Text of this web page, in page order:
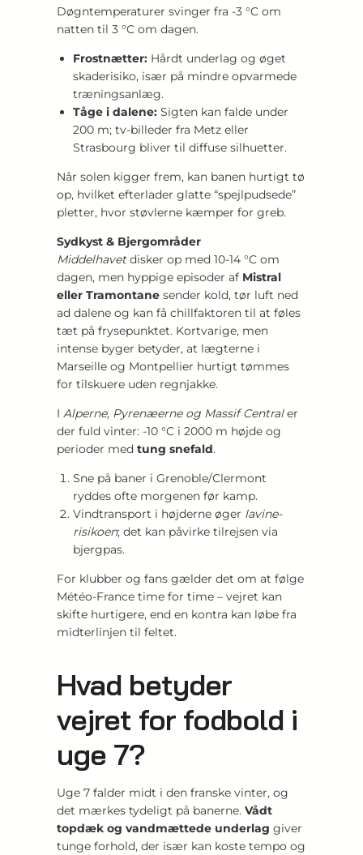
Døgntemperaturer svinger fra -3 °C om
natten til 3 °C om dagen.
Frostnætter: Hårdt underlag og øget
skaderisiko, især på mindre opvarmede
træningsanlæg.
Tåge i dalene: Sigten kan falde under
200 m; tv-billeder fra Metz eller
Strasbourg bliver til diffuse silhuetter.
Når solen kigger frem, kan banen hurtigt tø
op, hvilket efterlader glatte “spejl­pudsede”
pletter, hvor støvlerne kæmper for greb.
Sydkyst & Bjergområder
Middelhavetdisker op med 10-14 °C om
dagen, men hyppige episoder af Mistral
eller Tramontane sender kold, tør luft ned
ad dalene og kan få chillfaktoren til at føles
tæt på frysepunktet. Kortvarige, men
intense byger betyder, at lægterne i
Marseille og Montpellier hurtigt tømmes
for tilskuere uden regnjakke.
I Alperne, Pyrenæerne og Massif Centraler
der fuld vinter: -10 °C i 2000 m højde og
perioder med tung snefald.
Sne på baner i Grenoble/Clermont
ryddes ofte morgenen før kamp.
Vindtransport i højderne øger lavine­
risikoen; det kan påvirke tilrejsen via
bjergpas.
For klubber og fans gælder det om at følge
Météo-France time for time – vejret kan
skifte hurtigere, end en kontra kan løbe fra
midterlinjen til feltet.
Hvad betyder
vejret for fodbold i
uge 7?
Uge 7 falder midt i den franske vinter, og
det mærkes tydeligt på banerne. Vådt
topdæk og vandmættede underlag giver
tunge forhold, der især kan koste tempo og